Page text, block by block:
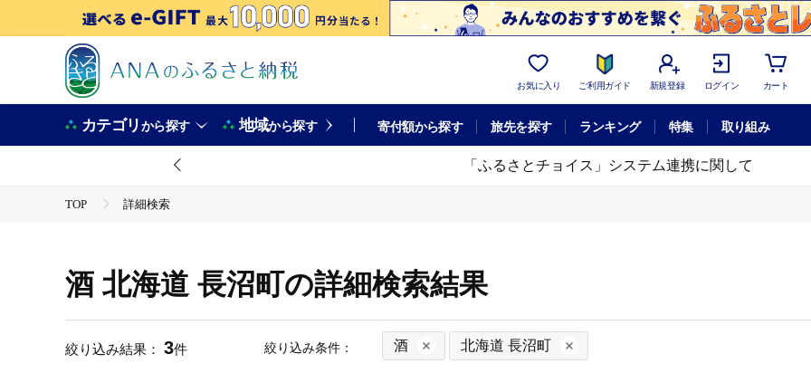
お気に入り ご利用ガイド 新規登録 ログイン カート
カテゴリから探す 地域から探す 寄付額から探す 旅先を探す ランキング 特集 取り組み
「ふるさとチョイス」システム連携に関して
TOP 詳細検索
酒 北海道 長沼町の詳細検索結果
絞り込み結果： 3件 絞り込み条件： 酒 北海道 長沼町